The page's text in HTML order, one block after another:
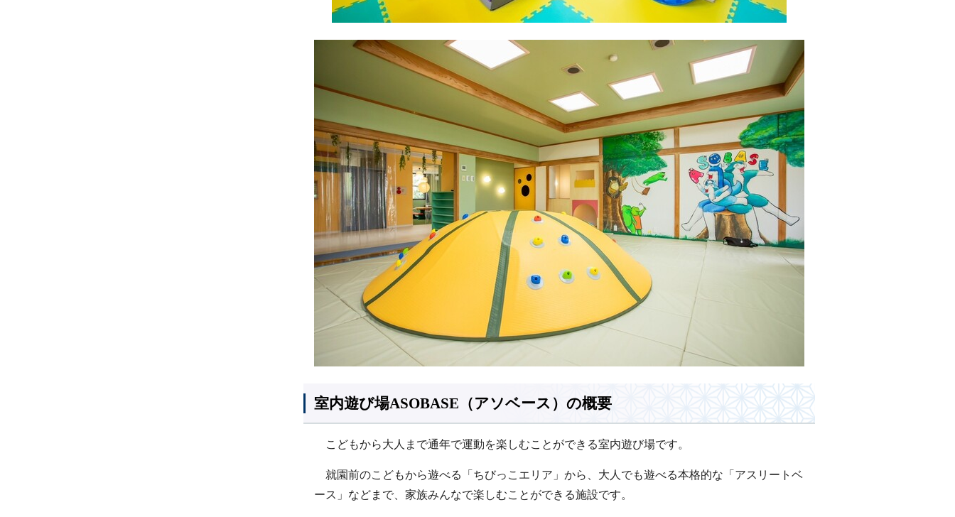
室内遊び場ASOBASE（アソベース）の概要
こどもから大人まで通年で運動を楽しむことができる室内遊び場です。
就園前のこどもから遊べる「ちびっこエリア」から、大人でも遊べる本格的な「アスリートベ
ース」などまで、家族みんなで楽しむことができる施設です。